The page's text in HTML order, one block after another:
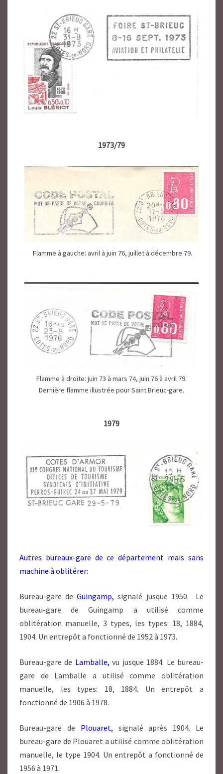
1973/79
Flamme à gauche: avril à juin 76, juillet à décembre 79.
Flamme à droite: juin 73 à mars 74, juin 76 à avril 79.
Dernière flamme illustrée pour Saint Brieuc-gare.
1979
Autres bureaux-gare de ce département mais sans
machine à oblitérer:
Bureau-gare deGuingamp, signalé jusque 1950. Le
bureau-gare de Guingamp a utilisé comme
oblitération manuelle, 3 types, les types: 18, 1884,
1904. Un entrepôt a fonctionné de 1952 à 1973.
Bureau-gare de Lamballe, vu jusque 1884. Le bureau-
gare de Lamballe a utilisé comme oblitération
manuelle, les types: 18, 1884. Un entrepôt a
fonctionné de 1906 à 1978.
Bureau-gare de Plouaret, signalé après 1904. Le
bureau-gare de Plouaret a utilisé comme oblitération
manuelle, le type 1904. Un entrepôt a fonctionné de
1956 à 1971.